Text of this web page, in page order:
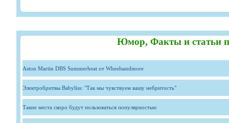
Юмор, Факты и статьи
Aston Martin DBS Summerheat от Wheelsandmore
Электробритвы Babyliss: "Так мы чувствуем вашу небритость"
Такие места скоро будут пользоваться популярностью